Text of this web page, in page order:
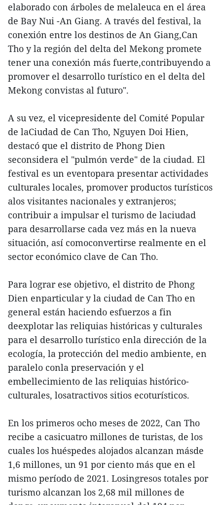
elaborado con árboles de melaleuca en el área
de Bay Nui -An Giang. A través del festival, la
conexión entre los destinos de An Giang,Can
Tho y la región del delta del Mekong promete
tener una conexión más fuerte,contribuyendo a
promover el desarrollo turístico en el delta del
Mekong convistas al futuro".
A su vez, el vicepresidente del Comité Popular
de laCiudad de Can Tho, Nguyen Doi Hien,
destacó que el distrito de Phong Dien
seconsidera el "pulmón verde" de la ciudad. El
festival es un eventopara presentar actividades
culturales locales, promover productos turísticos
alos visitantes nacionales y extranjeros;
contribuir a impulsar el turismo de laciudad
para desarrollarse cada vez más en la nueva
situación, así comoconvertirse realmente en el
sector económico clave de Can Tho.
Para lograr ese objetivo, el distrito de Phong
Dien enparticular y la ciudad de Can Tho en
general están haciendo esfuerzos a fin
deexplotar las reliquias históricas y culturales
para el desarrollo turístico enla dirección de la
ecología, la protección del medio ambiente, en
paralelo conla preservación y el
embellecimiento de las reliquias histórico-
culturales, losatractivos sitios ecoturísticos.
En los primeros ocho meses de 2022, Can Tho
recibe a casicuatro millones de turistas, de los
cuales los huéspedes alojados alcanzan másde
1,6 millones, un 91 por ciento más que en el
mismo período de 2021. Losingresos totales por
turismo alcanzan los 2,68 mil millones de